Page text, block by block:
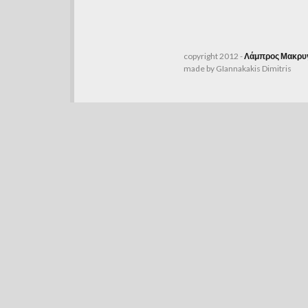
copyright 2012 -Λάμπρος
made by GIannakakis Dimitris